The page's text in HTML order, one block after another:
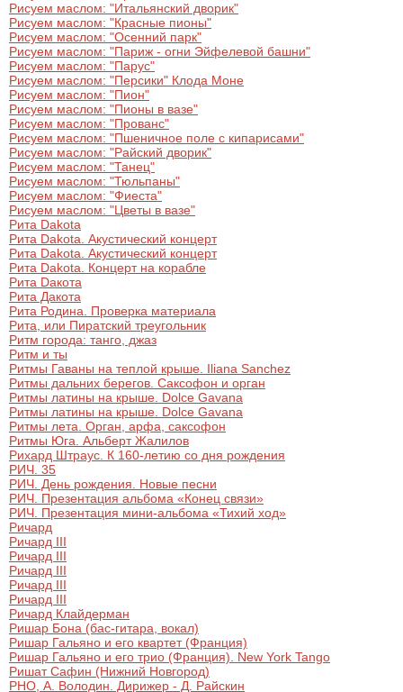
Рисуем маслом: "Итальянский дворик"
Рисуем маслом: "Красные пионы"
Рисуем маслом: "Осенний парк"
Рисуем маслом: "Париж - огни Эйфелевой башни"
Рисуем маслом: "Парус"
Рисуем маслом: "Персики" Клода Моне
Рисуем маслом: "Пион"
Рисуем маслом: "Пионы в вазе"
Рисуем маслом: "Прованс"
Рисуем маслом: "Пшеничное поле с кипарисами"
Рисуем маслом: "Райский дворик"
Рисуем маслом: "Танец"
Рисуем маслом: "Тюльпаны"
Рисуем маслом: "Фиеста"
Рисуем маслом: "Цветы в вазе"
Рита Dakota
Рита Dakota. Акустический концерт
Рита Dakota. Акустический концерт
Рита Dakota. Концерт на корабле
Рита Dакота
Рита Дакота
Рита Родина. Проверка материала
Рита, или Пиратский треугольник
Ритм города: танго, джаз
Ритм и ты
Ритмы Гаваны на теплой крыше. Iliana Sanchez
Ритмы дальних берегов. Саксофон и орган
Ритмы латины на крыше. Dolce Gavana
Ритмы латины на крыше. Dolce Gavana
Ритмы лета. Орган, арфа, саксофон
Ритмы Юга. Альберт Жалилов
Рихард Штраус. К 160-летию со дня рождения
РИЧ. 35
РИЧ. День рождения. Новые песни
РИЧ. Презентация альбома «Конец связи»
РИЧ. Презентация мини-альбома «Тихий ход»
Ричард
Ричард III
Ричард III
Ричард III
Ричард III
Ричард III
Ричард Клайдерман
Ришар Бона (бас-гитара, вокал)
Ришар Гальяно и его квартет (Франция)
Ришар Гальяно и его трио (Франция). New York Tango
Ришат Сафин (Нижний Новгород)
РНО, А. Володин. Дирижер - Д. Райскин